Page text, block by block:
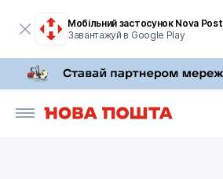
Мобільний застосунок Nova Post
Завантажуй в Google Play